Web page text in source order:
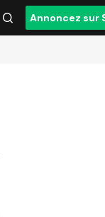
Annoncez sur